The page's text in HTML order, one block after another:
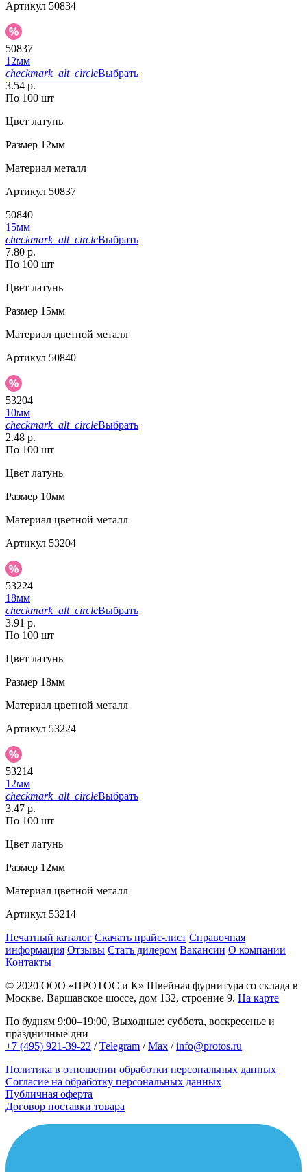
Артикул 50834
50837
12мм
checkmark_alt_circleВыбрать
3.54 р.
По 100 шт
Цвет латунь
Размер 12мм
Материал металл
Артикул 50837
50840
15мм
checkmark_alt_circleВыбрать
7.80 р.
По 100 шт
Цвет латунь
Размер 15мм
Материал цветной металл
Артикул 50840
53204
10мм
checkmark_alt_circleВыбрать
2.48 р.
По 100 шт
Цвет латунь
Размер 10мм
Материал цветной металл
Артикул 53204
53224
18мм
checkmark_alt_circleВыбрать
3.91 р.
По 100 шт
Цвет латунь
Размер 18мм
Материал цветной металл
Артикул 53224
53214
12мм
checkmark_alt_circleВыбрать
3.47 р.
По 100 шт
Цвет латунь
Размер 12мм
Материал цветной металл
Артикул 53214
Печатный каталог Скачать прайс-лист Справочная
информация Отзывы Стать дилером Вакансии О компании
Контакты
© 2020 ООО «ПРОТОС и К» Швейная фурнитура со склада в
Москве. Варшавское шоссе, дом 132, строение 9. На карте
По будням 9:00–19:00, Выходные: суббота, воскресенье и
праздничные дни
+7 (495) 921-39-22 /Telegram /Max /info@protos.ru
Политика в отношении обработки персональных данных
Согласие на обработку персональных данных
Публичная оферта
Договор поставки товара